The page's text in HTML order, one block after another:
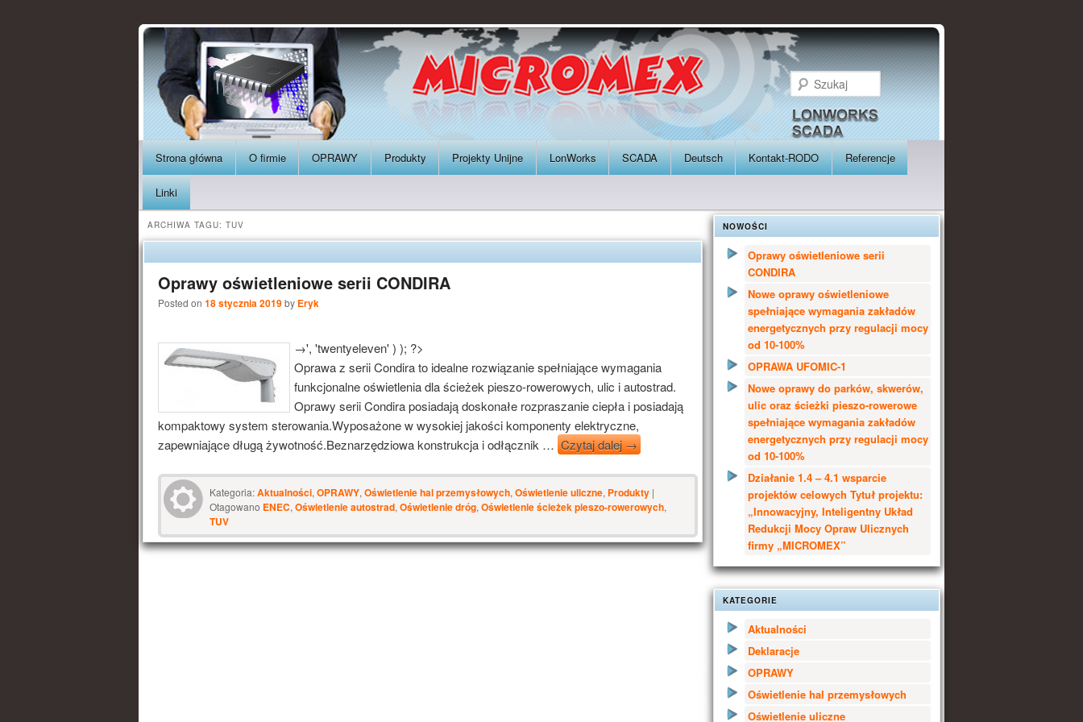
Szukaj
Strona główna O firmie OPRAWY Produkty Projekty Unijne LonWorks SCADA Deutsch Kontakt-RODO Referencje
Linki
ARCHIWA TAGU: TUV
Oprawy oświetleniowe serii CONDIRA
Posted on 18 stycznia 2019by Eryk
→', 'twentyeleven' ) ); ?>
Oprawa z serii Condira to idealne rozwiązanie spełniające wymagania
funkcjonalne oświetlenia dla ścieżek pieszo-rowerowych, ulic i autostrad.
Oprawy serii Condira posiadają doskonałe rozpraszanie ciepła i posiadają
kompaktowy system sterowania.Wyposażone w wysokiej jakości komponenty elektryczne,
zapewniające długą żywotność.Beznarzędziowa konstrukcja i odłącznik … Czytaj dalej→
Kategoria:Aktualności, OPRAWY, Oświetlenie hal przemysłowych, Oświetlenie uliczne, Produkty |
Otagowano ENEC, Oświetlenie autostrad, Oświetlenie dróg, Oświetlenie ścieżek pieszo-rowerowych,
TUV
NOWOŚCI
Oprawy oświetleniowe serii
CONDIRA
Nowe oprawy oświetleniowe
spełniające wymagania zakładów
energetycznych przy regulacji mocy
od 10-100%
OPRAWA UFOMIC-1
Nowe oprawy do parków, skwerów,
ulic oraz ścieżki pieszo-rowerowe
spełniające wymagania zakładów
energetycznych przy regulacji mocy
od 10-100%
Działanie 1.4 – 4.1 wsparcie
projektów celowych Tytuł projektu:
„Innowacyjny, Inteligentny Układ
Redukcji Mocy Opraw Ulicznych
firmy „MICROMEX”
KATEGORIE
Aktualności
Deklaracje
OPRAWY
Oświetlenie hal przemysłowych
Oświetlenie uliczne